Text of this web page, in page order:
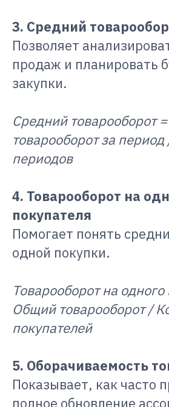
3. Средний
Позволяет
продаж и планировать
закупки.
Средний товарооборот
товарооборот за
периодов
4. Товарооборот на
покупателя
Помогает понять
одной покупки.
Товарооборот на
Общий товарооборот /
покупателей
5. Оборачиваемость
Показывает, как часто
полное обновление